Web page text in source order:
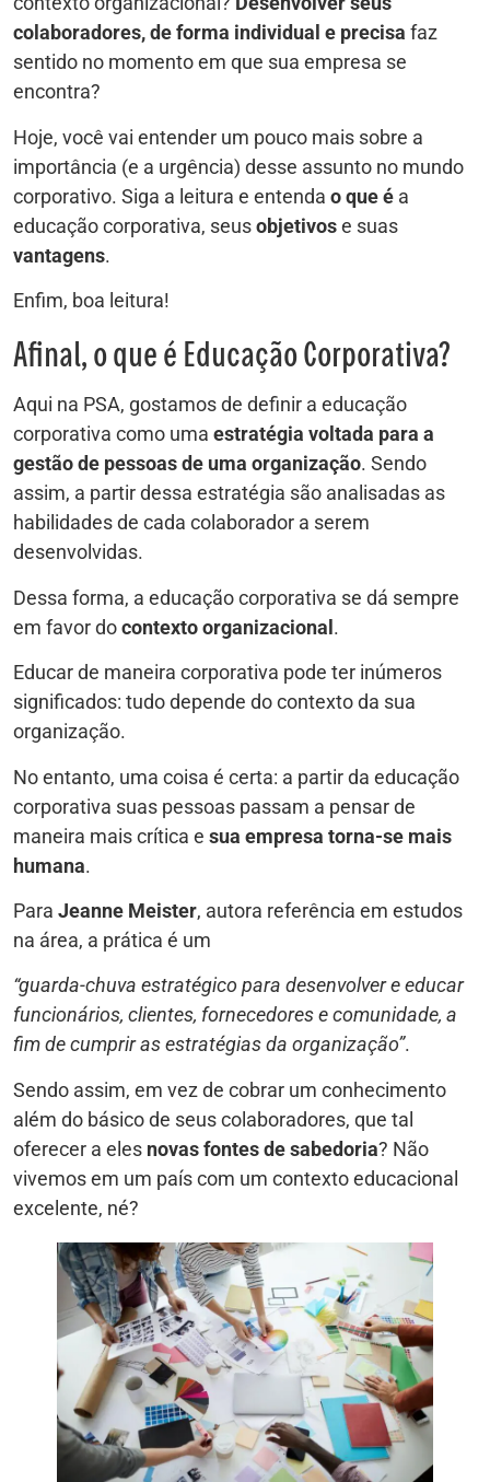
colaboradores, de forma individual e precisa faz
sentido no momento em que sua empresa se
encontra?
Hoje, você vai entender um pouco mais sobre a
importância (e a urgência) desse assunto no mundo
corporativo. Siga a leitura e entenda o que é a
educação corporativa, seusobjetivose suas
vantagens.
Enfim, boa leitura!
Afinal, o que é Educação Corporativa?
Aqui na PSA, gostamos de definir a educação
corporativa como uma estratégia voltada para a
gestão de pessoas de uma organização. Sendo
assim, a partir dessa estratégia são analisadas as
habilidades de cada colaborador a serem
desenvolvidas.
Dessa forma, a educação corporativa se dá sempre
em favor docontexto organizacional.
Educar de maneira corporativa pode ter inúmeros
significados: tudo depende do contexto da sua
organização.
No entanto, uma coisa é certa: a partir da educação
corporativa suas pessoas passam a pensar de
maneira mais crítica e sua empresa torna-se mais
humana.
Para Jeanne Meister, autora referência em estudos
na área, a prática é um
“guarda-chuva estratégico para desenvolver e educar
funcionários, clientes, fornecedores e comunidade, a
fim de cumprir as estratégias da organização”.
Sendo assim, em vez de cobrar um conhecimento
além do básico de seus colaboradores, que tal
oferecer a eles novas fontes de sabedoria? Não
vivemos em um país com um contexto educacional
excelente, né?